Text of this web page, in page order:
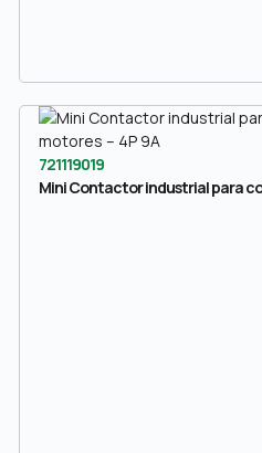
721119019
Mini Contactor industrial para